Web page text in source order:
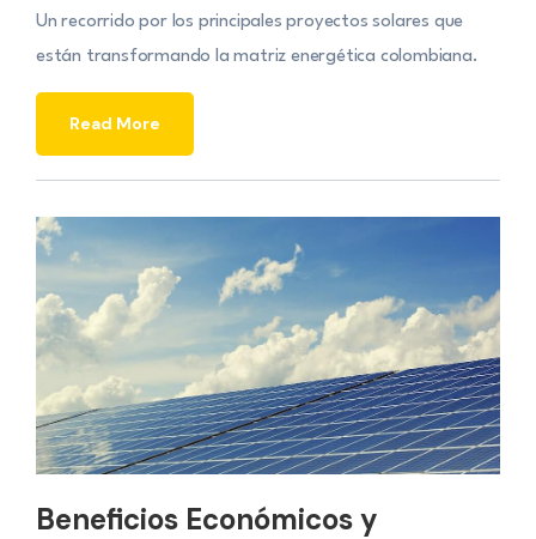
Un recorrido por los principales proyectos solares que
están transformando la matriz energética colombiana.
Read More
Beneficios Económicos y